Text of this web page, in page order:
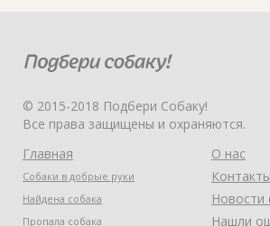
© 2015-2018 Подбери Собаку!
Все права защищены и охраняются.
Главная
Собаки в добрые руки
Найдена собака
Пропала собака
О нас
Контакты
Новости
Нашли